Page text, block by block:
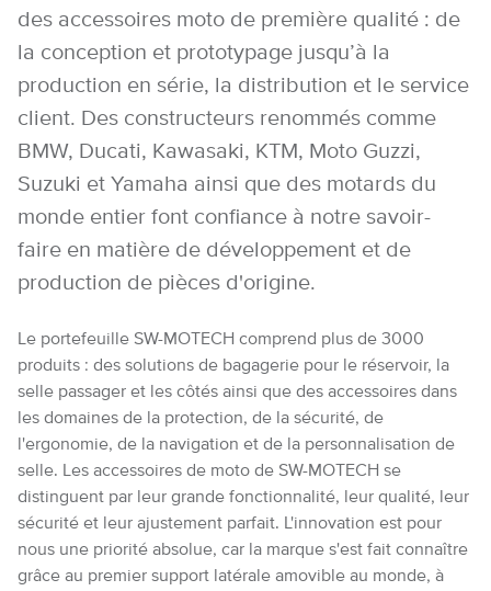
des accessoires moto de première qualité : de
la conception et prototypage jusqu’à la
production en série, la distribution et le service
client. Des constructeurs renommés comme
BMW, Ducati, Kawasaki, KTM, Moto Guzzi,
Suzuki et Yamaha ainsi que des motards du
monde entier font confiance à notre savoir-
faire en matière de développement et de
production de pièces d'origine.
Le portefeuille SW-MOTECH comprend plus de 3000
produits : des solutions de bagagerie pour le réservoir, la
selle passager et les côtés ainsi que des accessoires dans
les domaines de la protection, de la sécurité, de
l'ergonomie, de la navigation et de la personnalisation de
selle. Les accessoires de moto de SW-MOTECH se
distinguent par leur grande fonctionnalité, leur qualité, leur
sécurité et leur ajustement parfait. L'innovation est pour
nous une priorité absolue, car la marque s'est fait connaître
grâce au premier support latérale amovible au monde, à